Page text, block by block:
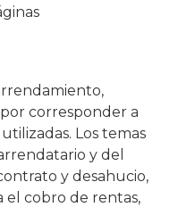
corresponder a
Los temas
y del
y desahucio,
el cobro de rentas,